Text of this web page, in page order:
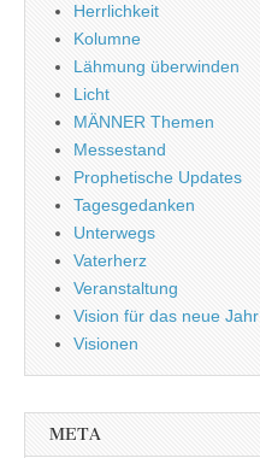
Herrlichkeit
Kolumne
Lähmung überwinden
Licht
MÄNNER Themen
Messestand
Prophetische Updates
Tagesgedanken
Unterwegs
Vaterherz
Veranstaltung
Vision für das neue Jahr
Visionen
META